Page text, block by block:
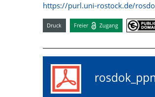
https://purl.uni-rostock.de/
Druck Freier Zugang